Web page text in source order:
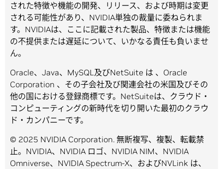
された特徴や機能の開発、リリース、および時期は変更
される可能性があり、NVIDIA単独の裁量に委ねられま
す。NVIDIAは、ここに記載された製品、特徴または機能
の不提供または遅延について、いかなる責任も負いませ
ん。
Oracle、Java、MySQL及びNetSuite は 、Oracle
Corporation 、その子会社及び関連会社の米国及びその
他の国における登録商標です。NetSuiteは、クラウド・
コンピューティングの新時代を切り開いた最初のクラウ
ド・カンパニーです。
© 2025 NVIDIA Corporation. 無断複写、複製、転載禁
止。NVIDIA、NVIDIA ロゴ、NVIDIA NIM、NVIDIA
Omniverse、NVIDIA Spectrum-X、およびNVLink は、